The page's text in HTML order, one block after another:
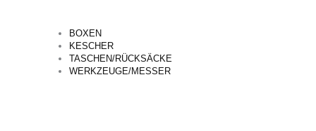
BOXEN
KESCHER
TASCHEN/RÜCKSÄCKE
WERKZEUGE/MESSER